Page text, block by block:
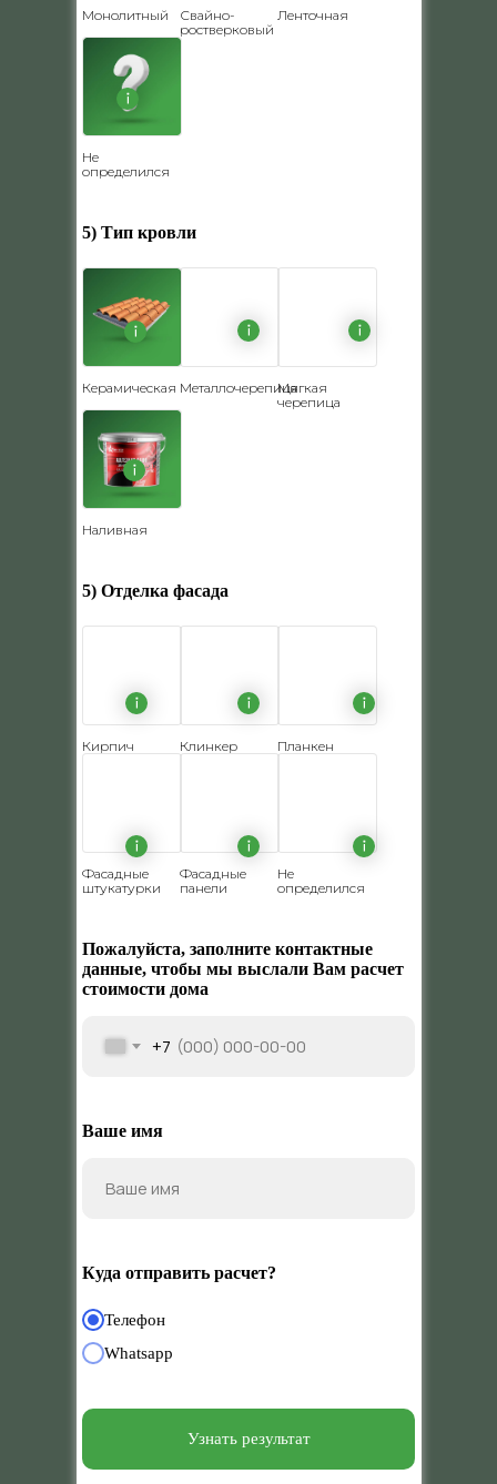
Монолитный
Свайно-
ростверковый
Ленточная
Не
определился
5) Тип кровли
Керамическая МеталлочерепицаМягкая
черепица
Наливная
5) Отделка фасада
Кирпич Клинкер Планкен
Фасадные
штукатурки
Фасадные
панели
Не
определился
Пожалуйста, заполните контактные
данные, чтобы мы выслали Вам расчет
стоимости дома
+7
Ваше имя
Куда отправить расчет?
Телефон
Whatsapp
Узнать результат